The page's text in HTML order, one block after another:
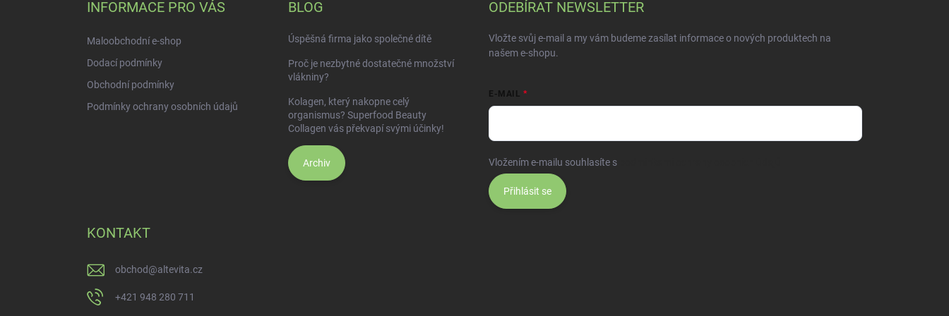
INFORMACE PRO VÁS
Maloobchodní e-shop
Dodací podmínky
Obchodní podmínky
Podmínky ochrany osobních údajů
BLOG
Úspěšná firma jako společné dítě
Proč je nezbytné dostatečné množství
vlákniny?
Kolagen, který nakopne celý
organismus? Superfood Beauty
Collagen vás překvapí svými účinky!
Archiv
ODEBÍRAT NEWSLETTER
Vložte svůj e-mail a my vám budeme zasílat informace o nových produktech na
našem e-shopu.
E-MAIL
Vložením e-mailu souhlasíte s
Přihlásit se
KONTAKT
obchod@altevita.cz
+421 948 280 711